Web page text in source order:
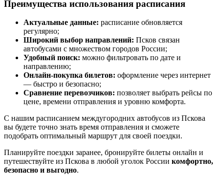
Преимущества использования расписания
Актуальные данные: расписание обновляется
регулярно;
Широкий выбор направлений: Псков связан
автобусами с множеством городов России;
Удобный поиск: можно фильтровать по дате и
направлению;
Онлайн‑покупка билетов: оформление через интернет
— быстро и безопасно;
Сравнение перевозчиков: позволяет выбрать рейсы по
цене, времени отправления и уровню комфорта.
С нашим расписанием междугородних автобусов из Пскова
вы будете точно знать время отправления и сможете
подобрать оптимальный маршрут для своей поездки.
Планируйте поездки заранее, бронируйте билеты онлайн и
путешествуйте из Пскова в любой уголок России комфортно,
безопасно и выгодно.